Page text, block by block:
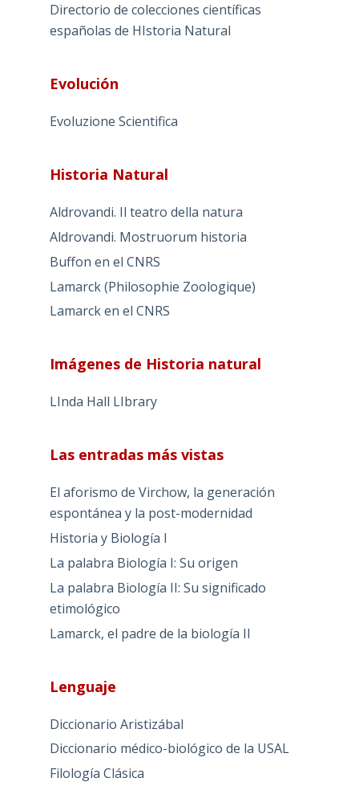
Directorio de colecciones científicas
españolas de HIstoria Natural
Evolución
Evoluzione Scientifica
Historia Natural
Aldrovandi. Il teatro della natura
Aldrovandi. Mostruorum historia
Buffon en el CNRS
Lamarck (Philosophie Zoologique)
Lamarck en el CNRS
Imágenes de Historia natural
LInda Hall LIbrary
Las entradas más vistas
El aforismo de Virchow, la generación
espontánea y la post-modernidad
Historia y Biología I
La palabra Biología I: Su origen
La palabra Biología II: Su significado
etimológico
Lamarck, el padre de la biología II
Lenguaje
Diccionario Aristizábal
Diccionario médico-biológico de la USAL
Filología Clásica